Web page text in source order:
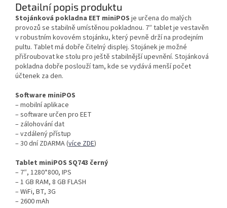
Detailní popis produktu
Stojánková pokladna EET miniPOS je určena do malých
provozů se stabilně umístěnou pokladnou. 7″ tablet je vestavěn
v robustním kovovém stojánku, který pevně drží na prodejním
pultu. Tablet má dobře čitelný displej. Stojánek je možné
přišroubovat ke stolu pro ještě stabilnější upevnění. Stojánková
pokladna dobře poslouží tam, kde se vydává menší počet
účtenek za den.
Software miniPOS
– mobilní aplikace
– software určen pro EET
– zálohování dat
– vzdálený přístup
– 30 dní ZDARMA (více ZDE)
Tablet miniPOS SQ743 černý
– 7″, 1280*800, IPS
– 1 GB RAM, 8 GB FLASH
– WiFi, BT, 3G
– 2600 mAh